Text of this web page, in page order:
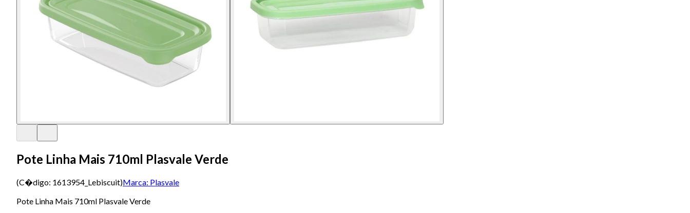
Pote Linha Mais 710ml Plasvale Verde
(C�digo: 1613954_Lebiscuit)Marca: Plasvale
Pote Linha Mais 710ml Plasvale Verde